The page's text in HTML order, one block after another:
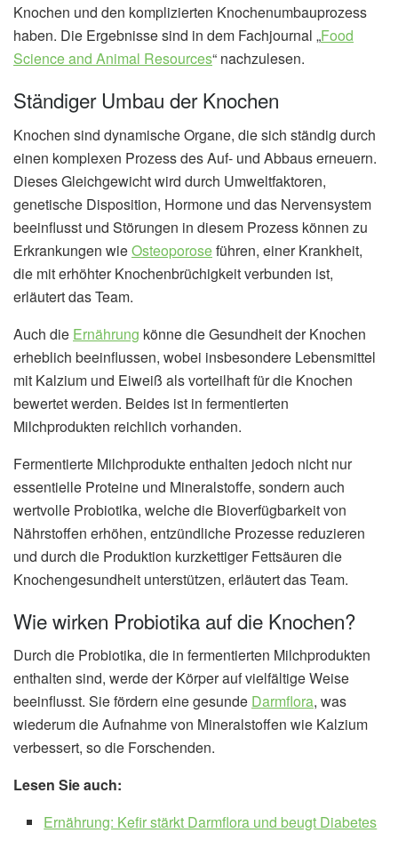
Knochen und den komplizierten Knochenumbauprozess
haben. Die Ergebnisse sind in dem Fachjournal „Food
Science and Animal Resources“ nachzulesen.
Ständiger Umbau der Knochen
Knochen sind dynamische Organe, die sich ständig durch
einen komplexen Prozess des Auf- und Abbaus erneuern.
Dieses Gleichgewicht wird durch Umweltfaktoren,
genetische Disposition, Hormone und das Nervensystem
beeinflusst und Störungen in diesem Prozess können zu
Erkrankungen wieOsteoporoseführen, einer Krankheit,
die mit erhöhter Knochenbrüchigkeit verbunden ist,
erläutert das Team.
Auch die Ernährung könne die Gesundheit der Knochen
erheblich beeinflussen, wobei insbesondere Lebensmittel
mit Kalzium und Eiweiß als vorteilhaft für die Knochen
bewertet werden. Beides ist in fermentierten
Milchprodukten reichlich vorhanden.
Fermentierte Milchprodukte enthalten jedoch nicht nur
essentielle Proteine und Mineralstoffe, sondern auch
wertvolle Probiotika, welche die Bioverfügbarkeit von
Nährstoffen erhöhen, entzündliche Prozesse reduzieren
und durch die Produktion kurzkettiger Fettsäuren die
Knochengesundheit unterstützen, erläutert das Team.
Wie wirken Probiotika auf die Knochen?
Durch die Probiotika, die in fermentierten Milchprodukten
enthalten sind, werde der Körper auf vielfältige Weise
beeinflusst. Sie fördern eine gesunde Darmflora, was
wiederum die Aufnahme von Mineralstoffen wie Kalzium
verbessert, so die Forschenden.
Lesen Sie auch:
Ernährung: Kefir stärkt Darmflora und beugt Diabetes